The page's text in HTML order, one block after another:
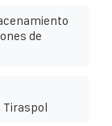
de
Tiraspol